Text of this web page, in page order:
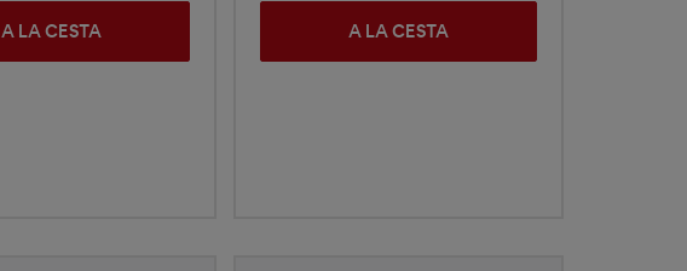
A LA CESTA A LA CESTA